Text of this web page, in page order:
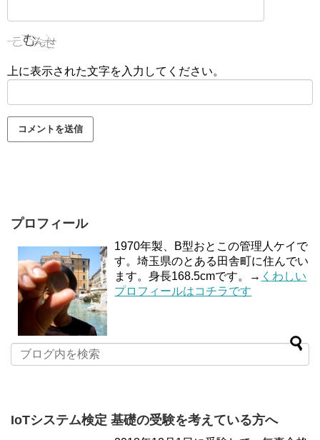
上に表示された文字を入力してください。
プロフィール
1970年製、B型おとこの管理人ケイで
す。埼玉県のとある田舎町に住んでい
ます。身長168.5cmです。→ くわしい
プロフィールはコチラです
IoTシステム検定 基礎の受験を考えている方へ